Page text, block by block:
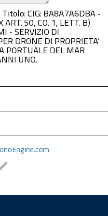
CIG: BA8A7A6DBA -
50, CO. 1, LETT. B)
- SERVIZIO DI
DRONE DI PROPRIETA’
PORTUALE DEL MAR
UNO.